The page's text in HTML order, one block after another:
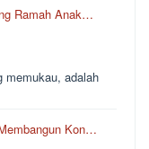
Ramah Anak…
memukau, adalah
Kon…